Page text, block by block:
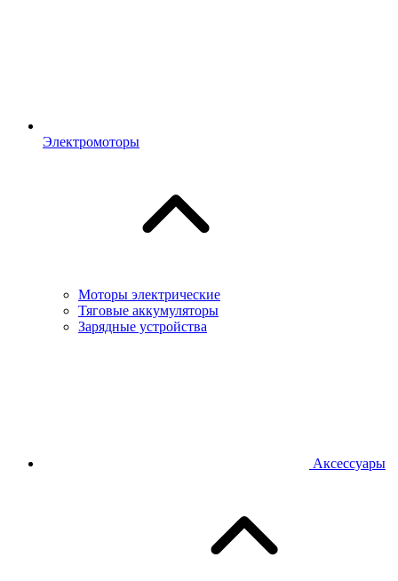
Электромоторы
Моторы электрические
Тяговые аккумуляторы
Зарядные устройства
Аксессуары